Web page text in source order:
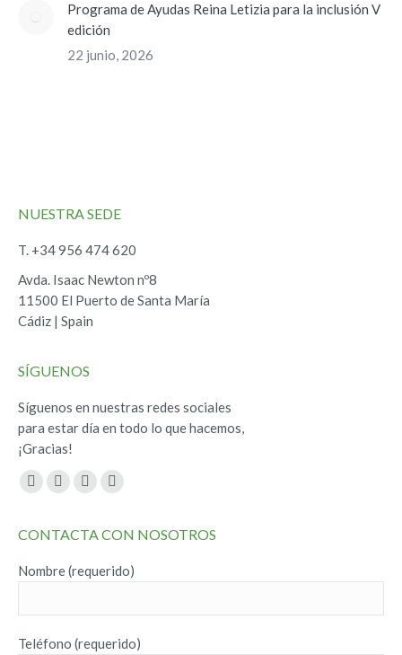
Programa de Ayudas Reina Letizia para la inclusión V
edición
22 junio, 2026
NUESTRA SEDE
T. +34 956 474 620
Avda. Isaac Newton nº8
11500 El Puerto de Santa María
Cádiz | Spain
SÍGUENOS
Síguenos en nuestras redes sociales
para estar día en todo lo que hacemos,
¡Gracias!
Encuéntranos en:
Facebook
opens
new
Twitter
opens
new
YouTube
opens
new
Instagram
opens
new
CONTACTA CON NOSOTROS
Nombre (requerido)
Teléfono (requerido)